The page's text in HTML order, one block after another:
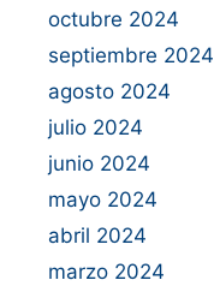
octubre 2024
septiembre 2024
agosto 2024
julio 2024
junio 2024
mayo 2024
abril 2024
marzo 2024